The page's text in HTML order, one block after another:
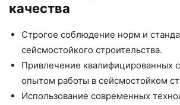
качества
Строгое соблюдение норм и
сейсмостойкого строительства.
Привлечение квалифицированных
опытом работы в сейсмостойком
Использование современных